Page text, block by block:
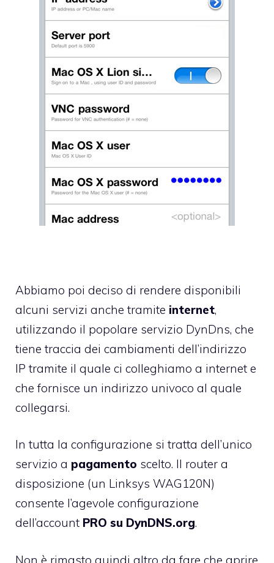
Abbiamo poi deciso di rendere disponibili
alcuni servizi anche tramite internet,
utilizzando il popolare servizio DynDns, che
tiene traccia dei cambiamenti dell’indirizzo
IP tramite il quale ci colleghiamo a internet e
che fornisce un indirizzo univoco al quale
collegarsi.
In tutta la configurazione si tratta dell’unico
servizio a pagamento scelto. Il router a
disposizione (un Linksys WAG120N)
consente l’agevole configurazione
dell’account PRO su DynDNS.org.
Non è rimasto quindi altro da fare che aprire